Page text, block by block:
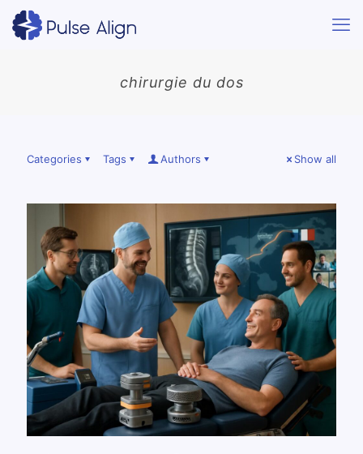
chirurgie du dos
Categories Tags Authors Show all